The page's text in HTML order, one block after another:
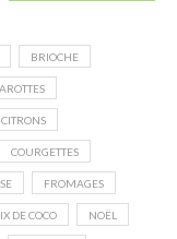
BRIOCHE
CITRONS
COURGETTES
FROMAGES
DE COCO NOËL